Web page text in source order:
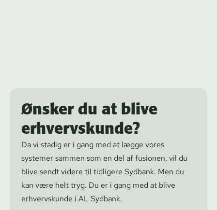
Ønsker du at blive
erhvervskunde?
Da vi stadig er i gang med at lægge vores
systemer sammen som en del af fusionen, vil du
blive sendt videre til tidligere Sydbank. Men du
kan være helt tryg. Du er i gang med at blive
erhvervskunde i AL Sydbank.